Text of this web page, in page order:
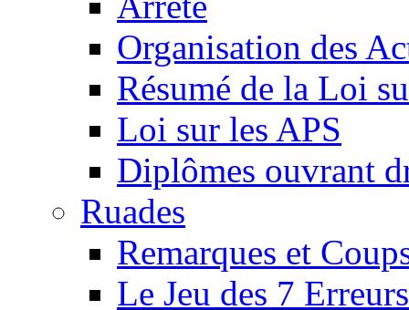
Organisation des
Résumé de la Loi
Loi sur les APS
Diplômes ouvrant
Ruades
Remarques et
Le Jeu des 7 Erreurs